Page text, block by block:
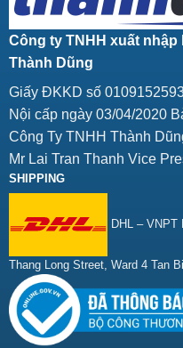
Công ty TNHH xuất
Thành Dũng
Giấy ĐKKD số
Nội cấp ngày 03/04/2020
Công Ty TNHH Thành
Mr Lai Tran Thanh Vice
SHIPPING
DHL –
Thang Long Street, Ward 4 Tan